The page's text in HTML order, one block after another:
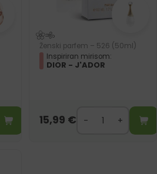
Ženski parfem – 526 (50ml)
Inspiriran mirisom:
DIOR - J'ADOR
15,99 €